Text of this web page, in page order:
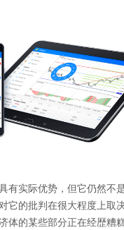
实际优势，但它仍然不
它的批判在很大程度上取
体的某些部分正在经歴糟